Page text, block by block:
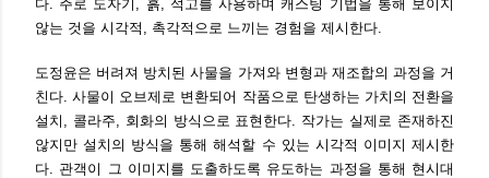
다. 주로 도자기, 흙, 석고를 사용하며 캐스팅 기법을 통해 보이지
않는 것을 시각적, 촉각적으로 느끼는 경험을 제시한다.
도정윤은 버려져 방치된 사물을 가져와 변형과 재조합의 과정을 거
친다. 사물이 오브제로 변환되어 작품으로 탄생하는 가치의 전환을
설치, 콜라주, 회화의 방식으로 표현한다. 작가는 실제로 존재하진
않지만 설치의 방식을 통해 해석할 수 있는 시각적 이미지 제시한
다. 관객이 그 이미지를 도출하도록 유도하는 과정을 통해 현시대